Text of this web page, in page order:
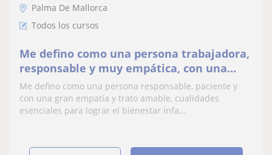
Palma De Mallorca
Todos los cursos
Me defino como una persona trabajadora,
responsable y muy empática, con una
gran motivación por el bienestar infantil
y por ayudar
Me defino como una persona responsable, paciente y
con una gran empatía y trato amable, cualidades
esenciales para lograr el bienestar infa...